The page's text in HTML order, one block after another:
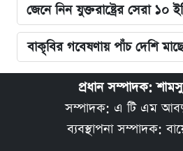
জেনে নিন যুক্তরাষ্ট্রের সেরা ১০
বাকৃবির গবেষণায় পাঁচ দেশি
প্রধান সম্পাদক:
সম্পাদক: এ টি এম
ব্যবস্থাপনা সম্পাদক: